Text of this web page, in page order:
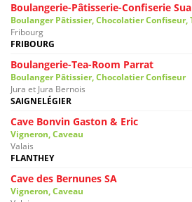
Boulangerie-Pâtisserie-Confiserie
Boulanger Pâtissier, Chocolatier Confiseur,
Fribourg
FRIBOURG
Boulangerie-Tea-Room Parrat
Boulanger Pâtissier, Chocolatier Confiseur
Jura et Jura Bernois
SAIGNELÉGIER
Cave Bonvin Gaston & Eric
Vigneron, Caveau
Valais
FLANTHEY
Cave des Bernunes SA
Vigneron, Caveau